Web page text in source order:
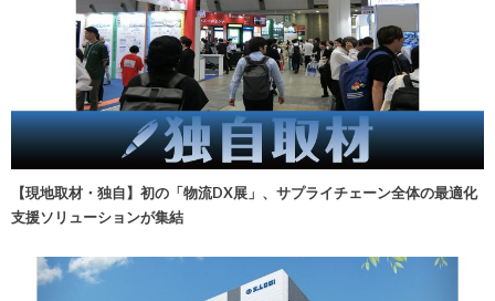
【現地取材・独自】初の「物流DX展」、サプライチェーン全体の最適化
支援ソリューションが集結